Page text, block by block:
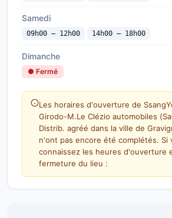
Samedi
09h00 — 12h00 14h00 — 18h00
Dimanche
● Fermé
Les horaires d'ouverture de
Girodo-M.Le Clézio automobiles
Distrib. agréé dans la ville de
n'ont pas encore été complétés. Si
connaissez les heures d'ouverture
fermeture du lieu :